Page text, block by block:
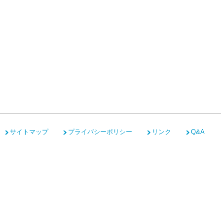
サイトマップ プライバシーポリシー リンク Q&A